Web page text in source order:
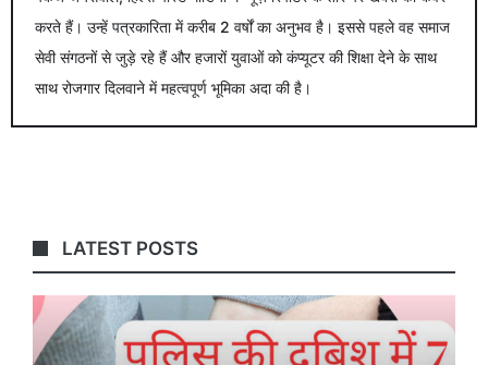
करते हैं। उन्हें पत्रकारिता में करीब 2 वर्षों का अनुभव है। इससे पहले वह समाज
सेवी संगठनों से जुड़े रहे हैं और हजारों युवाओं को कंप्यूटर की शिक्षा देने के साथ
साथ रोजगार दिलवाने में महत्वपूर्ण भूमिका अदा की है।
LATEST POSTS